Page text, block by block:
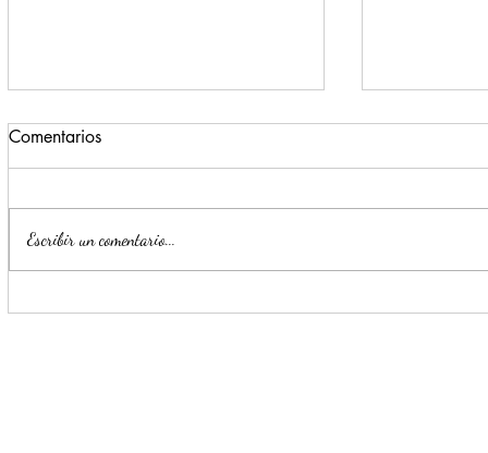
Últimos días para disfrutar la
Invita
Comentarios
Escribir un comentario...